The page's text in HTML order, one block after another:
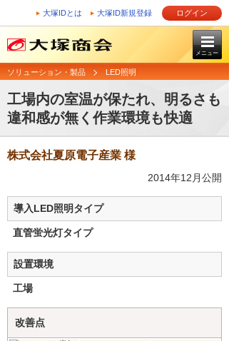
大塚IDとは 大塚ID新規登録 ログイン
メニュー
ソリューション・製品 LED照明
工場内の室温が保たれ、明るさも
違和感が無く作業環境も快適
株式会社夏原電子産業 様
2014年12月公開
導入LED照明タイプ
直管蛍光灯タイプ
設置環境
工場
改善点